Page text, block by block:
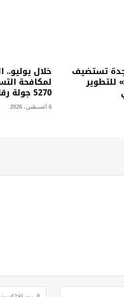
تستضيف خلال يوليو..
لمكافحة
5270 جولة رقابية
6 أغسطس، 2026